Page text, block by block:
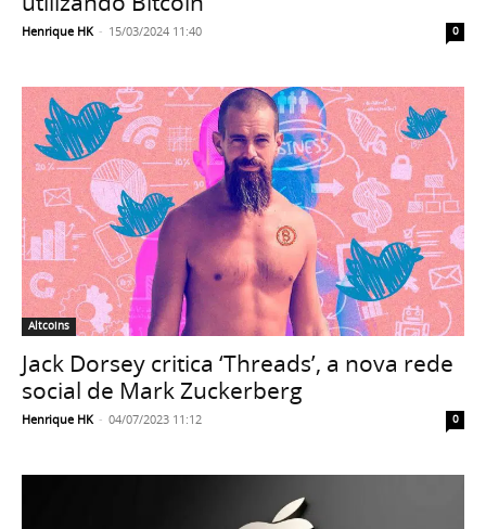
Henrique HK - 15/03/2024 11:40 0
Altcoins
Jack Dorsey critica ‘Threads’, a nova rede
social de Mark Zuckerberg
Henrique HK - 04/07/2023 11:12 0